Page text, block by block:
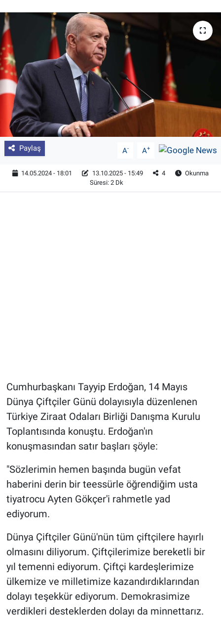
Paylaş A- A+
14.05.2024 - 18:01 13.10.2025 - 15:49 4
Okunma
Süresi: 2 Dk
Cumhurbaşkanı Tayyip Erdoğan, 14 Mayıs
Dünya Çiftçiler Günü dolayısıyla düzenlenen
Türkiye Ziraat Odaları Birliği Danışma Kurulu
Toplantısında konuştu. Erdoğan'ın
konuşmasından satır başları şöyle:
"Sözlerimin hemen başında bugün vefat
haberini derin bir teessürle öğrendiğim usta
tiyatrocu Ayten Gökçer'i rahmetle yad
ediyorum.
Dünya Çiftçiler Günü'nün tüm çiftçilere hayırlı
olmasını diliyorum. Çiftçilerimize bereketli bir
yıl temenni ediyorum. Çiftçi kardeşlerimize
ülkemize ve milletimize kazandırdıklarından
dolayı teşekkür ediyorum. Demokrasimize
verdikleri desteklerden dolayı da minnettarız.
Yetiştirici Soruyor
Dünyada Tarım
Üretici Birlikleri
Şeker ve Şekerli Mamüller
Tahıllar ve Baklagiller
Tohum